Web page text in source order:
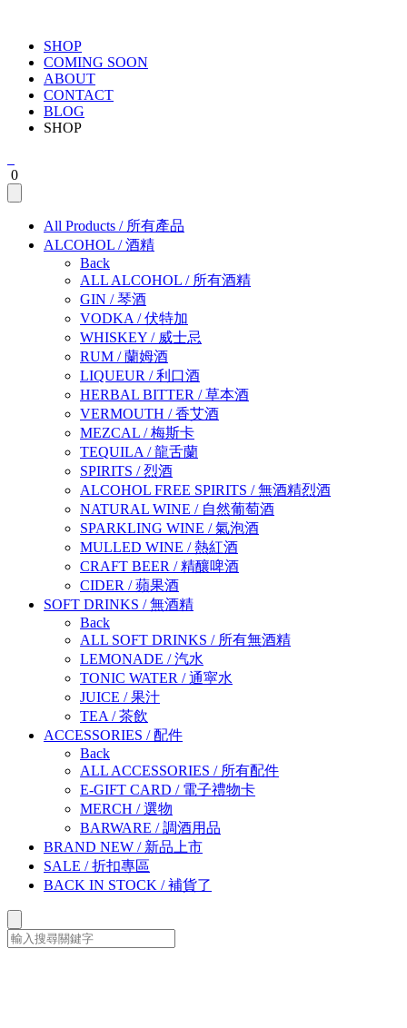
SHOP
COMING SOON
ABOUT
CONTACT
BLOG
SHOP
0
All Products / 所有產品
ALCOHOL /酒精
Back
ALL ALCOHOL / 所有酒精
GIN /琴酒
VODKA /伏特加
WHISKEY / 威士忌
RUM /蘭姆酒
LIQUEUR /利口酒
HERBAL BITTER /草本酒
VERMOUTH /香艾酒
MEZCAL /梅斯卡
TEQUILA /龍舌蘭
SPIRITS /烈酒
ALCOHOL FREE SPIRITS /無酒精烈酒
NATURAL WINE / 自然葡萄酒
SPARKLING WINE /氣泡酒
MULLED WINE /熱紅酒
CRAFT BEER /精釀啤酒
CIDER /蘋果酒
SOFT DRINKS /無酒精
Back
ALL SOFT DRINKS / 所有無酒精
LEMONADE /汽水
TONIC WATER /通寜水
JUICE /果汁
TEA /茶飲
ACCESSORIES /配件
Back
ALL ACCESSORIES / 所有配件
E-GIFT CARD / 電子禮物卡
MERCH /選物
BARWARE /調酒用品
BRAND NEW / 新品上市
SALE /折扣專區
BACK IN STOCK /補貨了